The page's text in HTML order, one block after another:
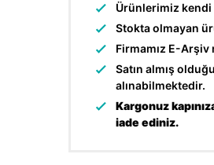
Ürünlerimiz kendi
Stokta olmayan
Firmamız E-
Satın almış
alınabilmektedir.
Kargonuz
iade ediniz.